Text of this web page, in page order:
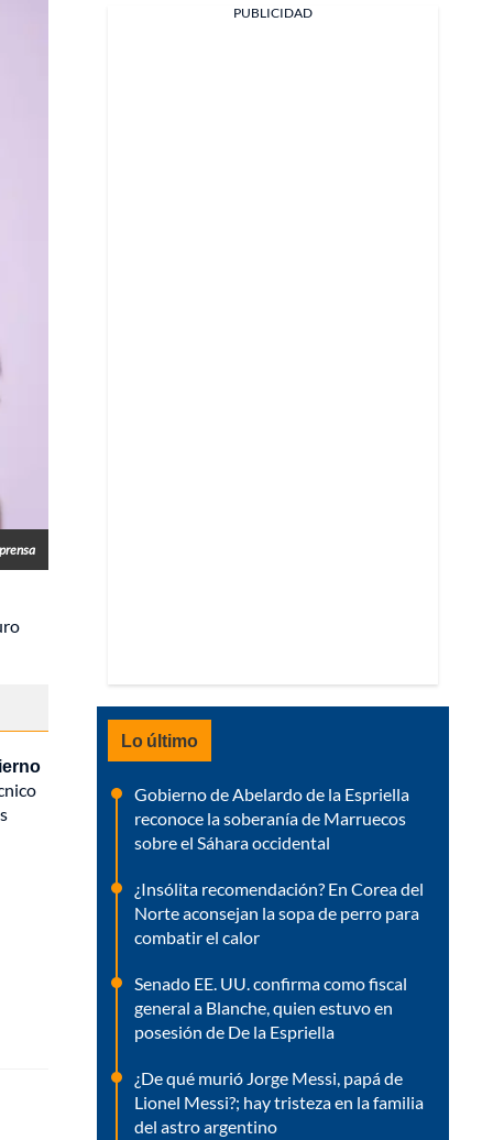
PUBLICIDAD
Lo último
Gobierno de Abelardo de la Espriella
reconoce la soberanía de Marruecos
sobre el Sáhara occidental
¿Insólita recomendación? En Corea del
Norte aconsejan la sopa de perro para
combatir el calor
Senado EE. UU. confirma como fiscal
general a Blanche, quien estuvo en
posesión de De la Espriella
¿De qué murió Jorge Messi, papá de
Lionel Messi?; hay tristeza en la familia
del astro argentino